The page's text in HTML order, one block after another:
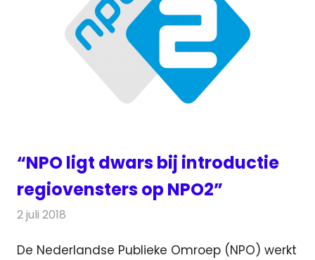
“NPO ligt dwars bij introductie
regiovensters op NPO2”
2 juli 2018
De Nederlandse Publieke Omroep (NPO) werkt